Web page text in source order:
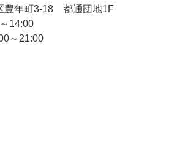
豊年町3-18 都通団地1F
14:00
～21:00